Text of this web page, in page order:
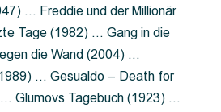
… Freddie und der Millionär
Tage (1982) … Gang in die
die Wand (2004) …
… Gesualdo – Death for
Glumovs Tagebuch (1923) …